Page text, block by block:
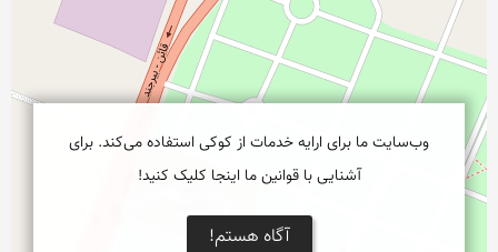
وب‌سایت ما برای ارایه خدمات از کوکی استفاده می‌کند. برای
آشنایی با قوانین ما اینجا کلیک کنید!
آگاه هستم!